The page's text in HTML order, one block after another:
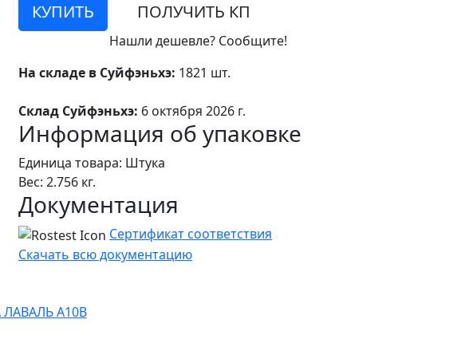
КУПИТЬ ПОЛУЧИТЬ КП
Нашли дешевле? Сообщите!
На складе в Суйфэньхэ: 1821 шт.
Склад Суйфэньхэ: 6 октября 2026 г.
Информация об упаковке
Единица товара: Штука
Вес: 2.756 кг.
Документация
Сертификат соответствия
Скачать всю документацию